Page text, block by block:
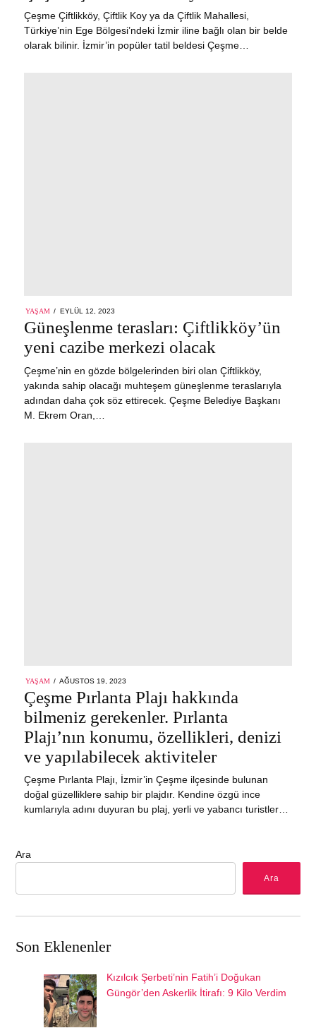
Çeşme Çiftlikköy, Çiftlik Koy ya da Çiftlik Mahallesi,
Türkiye’nin Ege Bölgesi’ndeki İzmir iline bağlı olan bir belde
olarak bilinir. İzmir’in popüler tatil beldesi Çeşme…
YAŞAM
POSTED
EYLÜL 12, 2023
12,
2023
Güneşlenme terasları: Çiftlikköy’ün
yeni cazibe merkezi olacak
Çeşme’nin en gözde bölgelerinden biri olan Çiftlikköy,
yakında sahip olacağı muhteşem güneşlenme teraslarıyla
adından daha çok söz ettirecek. Çeşme Belediye Başkanı
M. Ekrem Oran,…
YAŞAM
POSTED
AĞUSTOS 19, 2023
12,
2023
Çeşme Pırlanta Plajı hakkında
bilmeniz gerekenler. Pırlanta
Plajı’nın konumu, özellikleri, denizi
ve yapılabilecek aktiviteler
Çeşme Pırlanta Plajı, İzmir’in Çeşme ilçesinde bulunan
doğal güzelliklere sahip bir plajdır. Kendine özgü ince
kumlarıyla adını duyuran bu plaj, yerli ve yabancı turistler…
Ara
Ara
Son Eklenenler
Kızılcık Şerbeti’nin Fatih’i Doğukan
Güngör’den Askerlik İtirafı: 9 Kilo Verdim